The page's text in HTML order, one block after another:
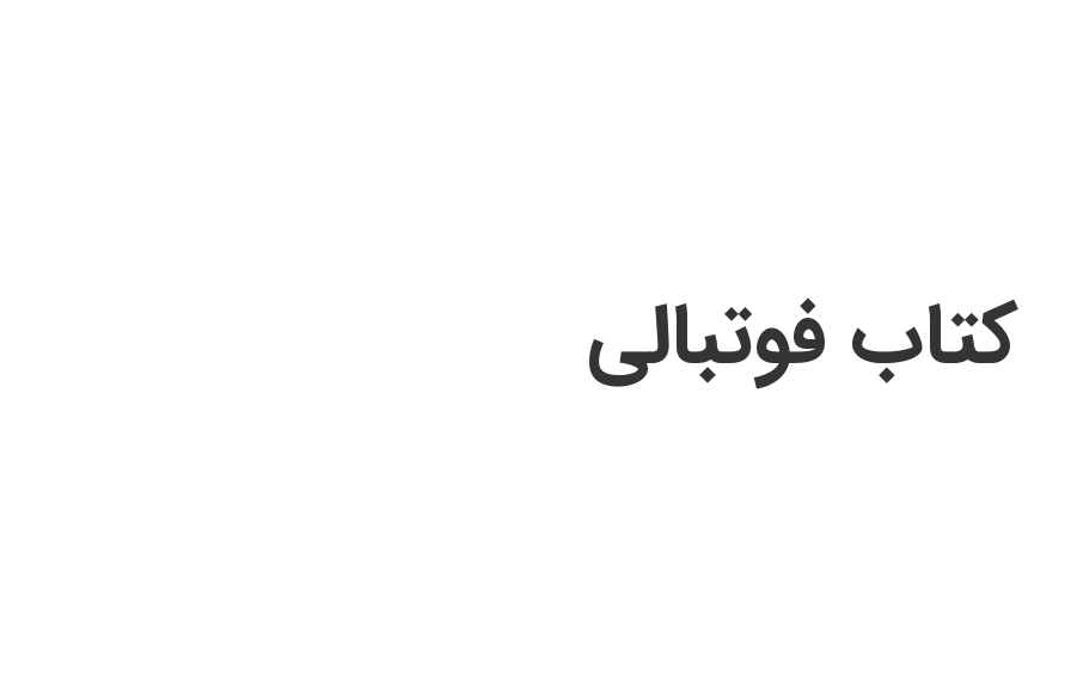
کتاب فوتبالی